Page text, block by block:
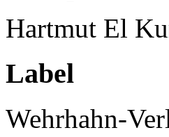
Hartmut El
Label
Wehrhahn-